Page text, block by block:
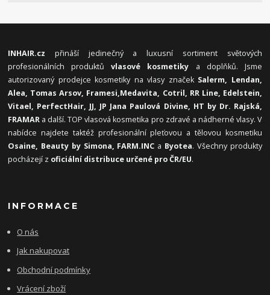
INHAIR.cz přináší jedinečný a luxusní sortiment světových
profesionálních produktůvlasové kosmetiky a doplňků. Jsme
autorizovaný prodejce kosmetiky na vlasy značek Salerm, Lendan,
Alea, Tomas Arsov, Framesi,Medavita, Cotril, RR Line, Edelstein,
Vitael, PerfectHair, JJ, JP Jana Paulová Divine, HT by Dr. Rajská,
FRAMAR a další. TOP vlasová kosmetika pro zdravé a nádherné vlasy. V
nabídce najdete taktéž profesionální pleťovou a tělovou kosmetiku
Osaine, Beauty by Simona, FARM.INC a Byotea. Všechny produkty
pocházejí z oficiální distribuce určené pro ČR/EU.
INFORMACE
O nás
Jak nakupovat
Obchodní podmínky
Vrácení zboží